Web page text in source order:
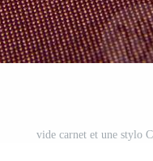
vide carnet et une stylo